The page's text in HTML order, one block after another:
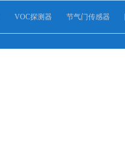
VOC探测器 节气门传感器